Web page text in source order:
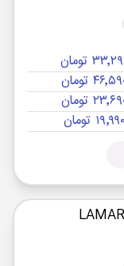
تومان
تومان
تومان
تومان